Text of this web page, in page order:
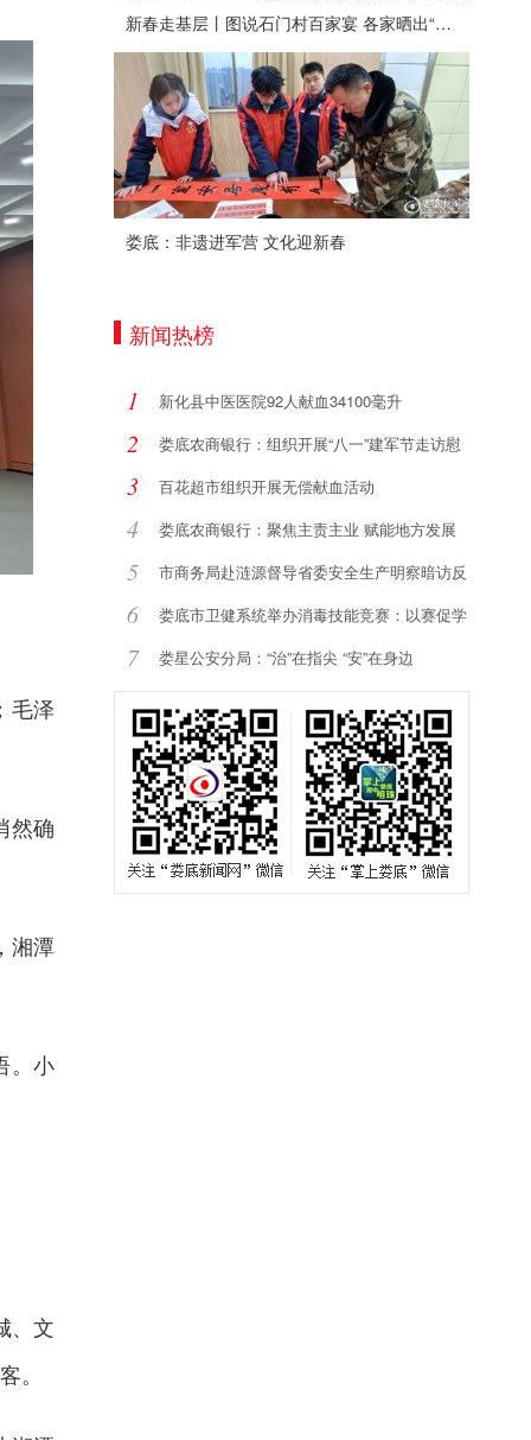
毛泽
然确
湘潭
。小
、文
。
新春走基层丨图说石门村百家宴 各家晒出“拿手菜”
娄底：非遗进军营 文化迎新春
新闻热榜
1 新化县中医医院92人献血34100毫升
2 娄底农商银行：组织开展“八一”建军节走访慰
3 百花超市组织开展无偿献血活动
4 娄底农商银行：聚焦主责主业 赋能地方发展
5
市商务局赴涟源督导省委安全生产明察暗访反
6
娄底市卫健系统举办消毒技能竞赛：以赛促学
强7 娄星公安分局：“治”在指尖 “安”在身边